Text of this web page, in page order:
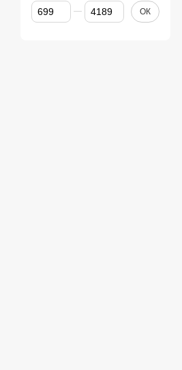
Від Ціна, грн
До Ціна, грн ОК